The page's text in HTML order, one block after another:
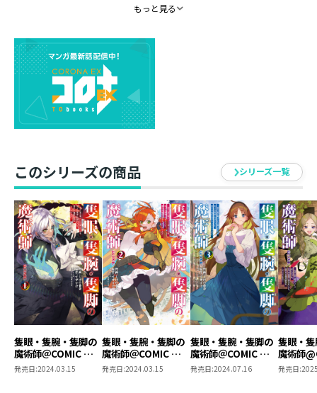
インズ】の興味は彼女の使う魔法のみ。
しかも侵入者の捕縛に動いた王女キリシヤすら意に介さ
ず、新たな『問答』まで開始して――!?
のんきな最強魔術師の一歩が世界を揺るがす、本格ファ
ンタジー第5巻！
もっと見る
このシリーズの商品 シリーズ一覧
隻眼・隻腕・隻脚の
魔術師＠COMIC 第1
巻～森の小屋に籠っ
ていたら早2000年。
発売日:2024.03.15
隻眼・隻腕・隻脚の
魔術師＠COMIC 第2
巻～森の小屋に籠っ
ていたら早2000年。
発売日:2024.03.15
隻眼・隻腕・隻脚の
魔術師＠COMIC 第3
巻～森の小屋に籠っ
ていたら早2000年。
発売日:2024.07.16
隻眼・
魔術師
巻～森
ていた
発売日: